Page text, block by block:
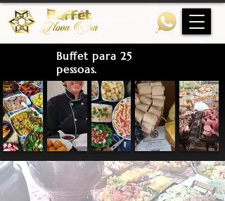
Buffet para 25
pessoas.